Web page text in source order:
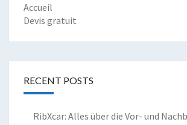
Accueil
Devis gratuit
RECENT POSTS
RibXcar: Alles über die Vor- und